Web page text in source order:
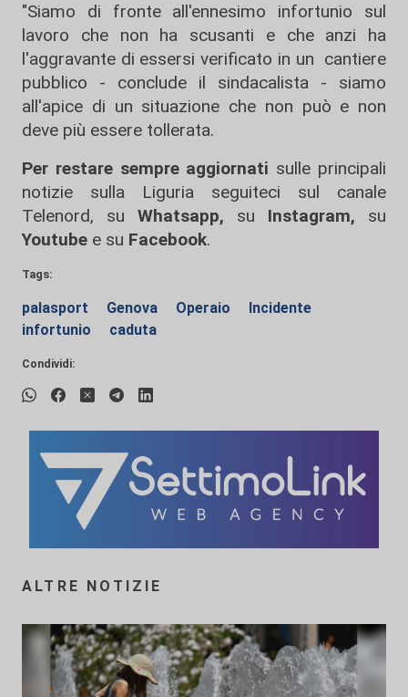
"Siamo di fronte all'ennesimo infortunio sul
lavoro che non ha scusanti e che anzi ha
l'aggravante di essersi verificato in un cantiere
pubblico - conclude il sindacalista - siamo
all'apice di un situazione che non può e non
deve più essere tollerata.
Per restare sempre aggiornati sulle principali
notizie sulla Liguria seguiteci sul canale
Telenord, su
Whatsapp, su Instagram, su
Youtube e su Facebook.
Tags:
palasport Genova Operaio
Incidente
infortunio
caduta
Condividi:
ALTRE NOTIZIE